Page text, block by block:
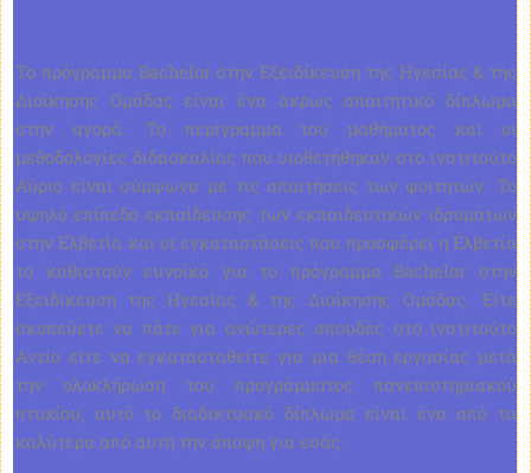
Το πρόγραμμα Bachelor στην Εξειδίκευση της Ηγεσίας & της
Διοίκησης Ομάδας είναι ένα άκρως απαιτητικό δίπλωμα
στην αγορά. Το περίγραμμα του μαθήματος και οι
μεθοδολογίες διδασκαλίας που υιοθετήθηκαν στο ινστιτούτο
Αύριο είναι σύμφωνα με τις απαιτήσεις των φοιτητών. Το
υψηλό επίπεδο εκπαίδευσης των εκπαιδευτικών ιδρυμάτων
στην Ελβετία και οι εγκαταστάσεις που προσφέρει η Ελβετία
το καθιστούν ευνοϊκό για το πρόγραμμα Bachelor στην
Εξειδίκευση της Ηγεσίας & της Διοίκησης Ομάδας. Είτε
σκοπεύετε να πάτε για ανώτερες σπουδές στο ινστιτούτο
Avrio είτε να εγκατασταθείτε για μια θέση εργασίας μετά
την ολοκλήρωση του προγράμματος πανεπιστημιακού
πτυχίου, αυτό το διαδικτυακό δίπλωμα είναι ένα από τα
καλύτερα από αυτή την άποψη για εσάς.